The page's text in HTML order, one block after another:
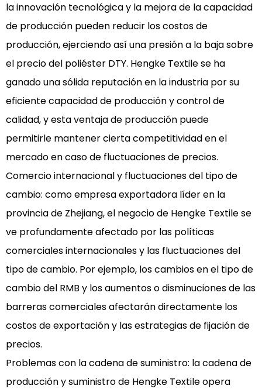
la innovación tecnológica y la mejora de la capacidad
de producción pueden reducir los costos de
producción, ejerciendo así una presión a la baja sobre
el precio del poliéster DTY. Hengke Textile se ha
ganado una sólida reputación en la industria por su
eficiente capacidad de producción y control de
calidad, y esta ventaja de producción puede
permitirle mantener cierta competitividad en el
mercado en caso de fluctuaciones de precios.
Comercio internacional y fluctuaciones del tipo de
cambio: como empresa exportadora líder en la
provincia de Zhejiang, el negocio de Hengke Textile se
ve profundamente afectado por las políticas
comerciales internacionales y las fluctuaciones del
tipo de cambio. Por ejemplo, los cambios en el tipo de
cambio del RMB y los aumentos o disminuciones de las
barreras comerciales afectarán directamente los
costos de exportación y las estrategias de fijación de
precios.
Problemas con la cadena de suministro: la cadena de
producción y suministro de Hengke Textile opera